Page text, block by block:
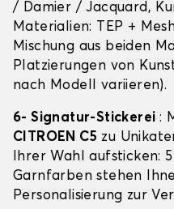
/ Damier / Jacquard,
Materialien: TEP +
Mischung aus beiden
Platzierungen von
nach Modell variieren).
6- Signatur-Stickerei :
CITROEN C5 zu
Ihrer Wahl aufsticken:
Garnfarben stehen
Personalisierung zur